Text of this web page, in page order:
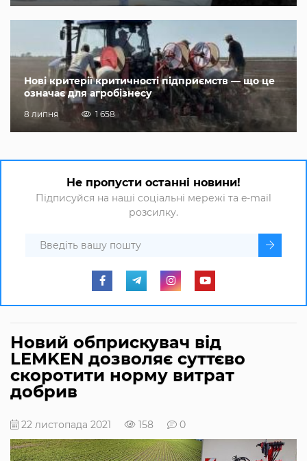
Нові критерії критичності підприємств — що це
означає для агробізнесу
8 липня 1 658
Не пропусти останні новини!
Підписуйся на наші соціальні мережі та e-mail
розсилку.
Новий обприскувач від
LEMKEN дозволяє суттєво
скоротити норму витрат
добрив
22 листопада 2021 158 0